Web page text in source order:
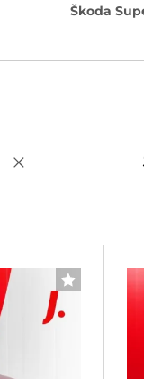
Škoda
Poista valinta
SUOSIKKI